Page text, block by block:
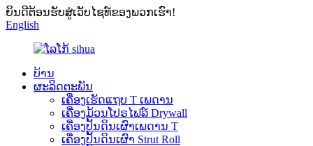
ຍິນດີຕ້ອນຮັບສູ່ເວັບໄຊທ໌ຂອງພວກເຮົາ!
English
ບ້ານ
ຜະລິດຕະພັນ
ເຄື່ອງເຮັດແຖບ T ເພດານ
ເຄື່ອງມ້ວນໂປຣໄຟລ໌ Drywall
ເຄື່ອງປັ້ນດິນເຜົາເພດານ T
ເຄື່ອງປັ້ນດິນເຜົາ Strut Roll